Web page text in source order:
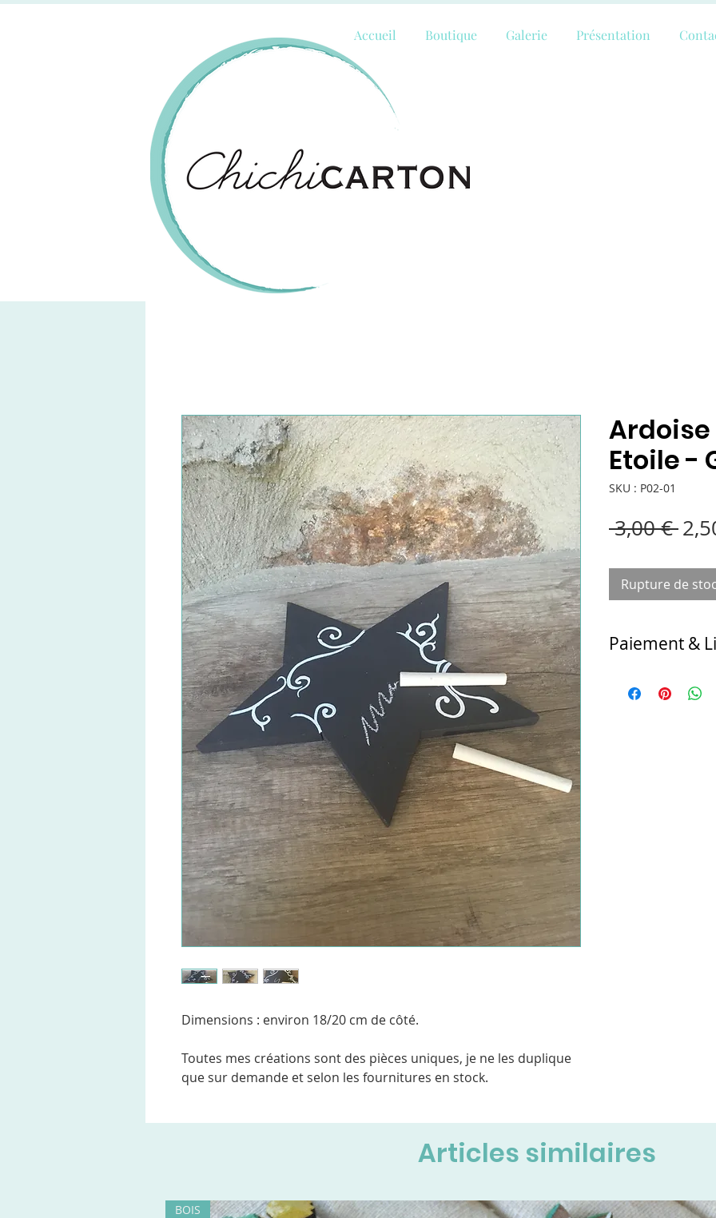
Accueil Boutique Galerie Présentation
Dimensions : environ 18/20 cm de côté.
Toutes mes créations sont des pièces uniques, je ne les duplique
que sur demande et selon les fournitures en stock.
Etoile -
SKU : P02-01
3,00 € Prix
Rupture de
Paiement &
- retrait et
Articles similaires
BOIS